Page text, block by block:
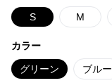
S M
カラー
グリーン ブルー